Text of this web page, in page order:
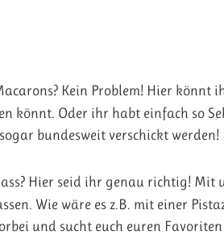
Kein Problem! Hier könnt
könnt. Oder ihr habt einfach so
bundesweit verschickt werden!
Hier seid ihr genau richtig! Mit
Wie wäre es z.B. mit einer
und sucht euch euren